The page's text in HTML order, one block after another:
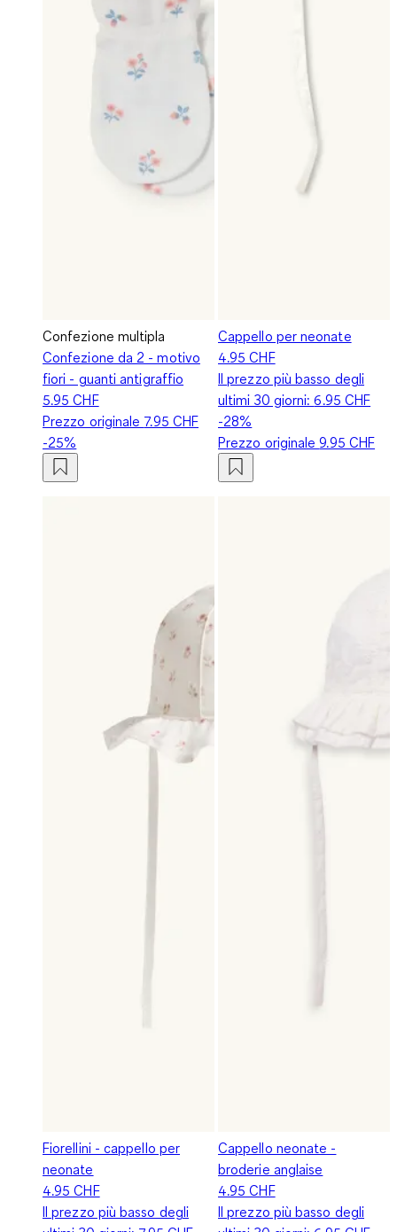
Confezione multipla
Confezione da 2 - motivo
fiori - guanti antigraffio
5.95 CHF
Prezzo originale 7.95 CHF
-25%
Cappello per neonate
4.95 CHF
Il prezzo più basso degli
ultimi 30 giorni:6.95 CHF
-28%
Prezzo originale9.95 CHF
Fiorellini - cappello per
neonate
4.95 CHF
Il prezzo più basso degli
Cappello neonate -
broderie anglaise
4.95 CHF
Il prezzo più basso degli